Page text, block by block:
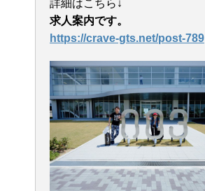
詳細はこちら↓
求人案内です。
https://crave-gts.net/post-789